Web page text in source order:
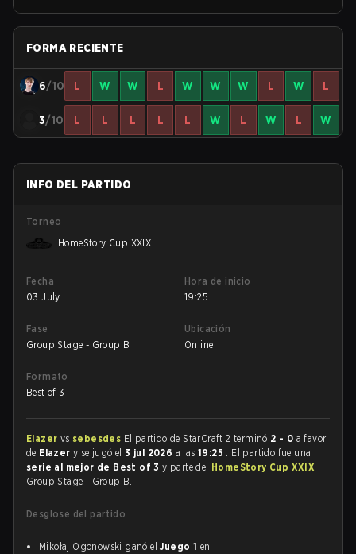
FORMA RECIENTE
6/10 L W W L W W W L W L
3/10 L L L L L W L W L W
INFO DEL PARTIDO
Torneo
HomeStory Cup XXIX
Fecha
03 July
Hora de inicio
19:25
Fase
Group Stage - Group B
Ubicación
Online
Formato
Best of 3
Elazer vs sebesdes El partido de StarCraft 2 terminó 2 - 0 a favor
de Elazery se jugó el3 jul 2026 a las19:25 . El partido fue una
serie al mejor de Best of 3y parte del HomeStory Cup XXIX
Group Stage - Group B.
Desglose del partido
Mikołaj Ogonowski ganó elJuego 1 en